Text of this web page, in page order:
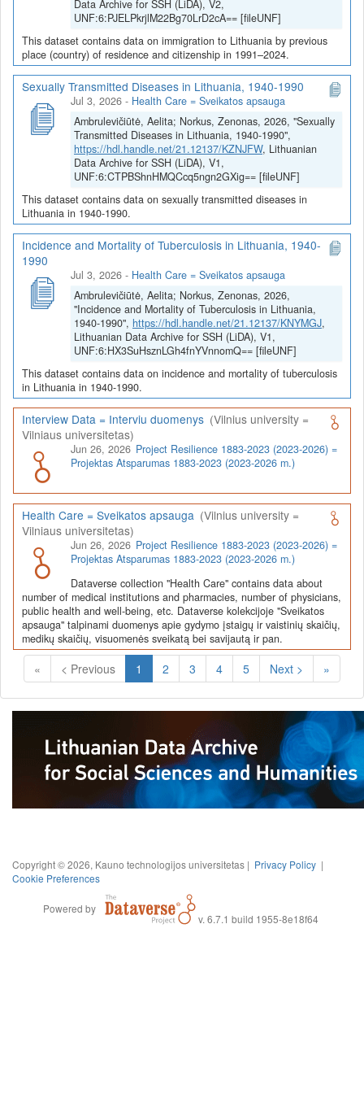
Data Archive for SSH (LiDA), V2,
UNF:6:PJELPkrjlM22Bg70LrD2cA== [fileUNF]
This dataset contains data on immigration to Lithuania by previous
place (country) of residence and citizenship in 1991–2024.
Sexually Transmitted Diseases in Lithuania, 1940-1990
Jul 3, 2026 - Health Care = Sveikatos apsauga
Ambrulevičiūtė, Aelita; Norkus, Zenonas, 2026, "Sexually
Transmitted Diseases in Lithuania, 1940-1990",
https://hdl.handle.net/21.12137/KZNJFW, Lithuanian
Data Archive for SSH (LiDA), V1,
UNF:6:CTPBShnHMQCcq5ngn2GXig== [fileUNF]
This dataset contains data on sexually transmitted diseases in
Lithuania in 1940-1990.
Incidence and Mortality of Tuberculosis in Lithuania, 1940-
1990
Jul 3, 2026 - Health Care = Sveikatos apsauga
Ambrulevičiūtė, Aelita; Norkus, Zenonas, 2026,
"Incidence and Mortality of Tuberculosis in Lithuania,
1940-1990", https://hdl.handle.net/21.12137/KNYMGJ,
Lithuanian Data Archive for SSH (LiDA), V1,
UNF:6:HX3SuHsznLGh4fnYVnnomQ== [fileUNF]
This dataset contains data on incidence and mortality of tuberculosis
in Lithuania in 1940-1990.
Interview Data = Interviu duomenys (Vilnius university =
Vilniaus universitetas)
Jun 26, 2026 Project Resilience 1883-2023 (2023-2026) =
Projektas Atsparumas 1883-2023 (2023-2026 m.)
Health Care = Sveikatos apsauga (Vilnius university =
Vilniaus universitetas)
Jun 26, 2026 Project Resilience 1883-2023 (2023-2026) =
Projektas Atsparumas 1883-2023 (2023-2026 m.)
Dataverse collection "Health Care" contains data about
number of medical institutions and pharmacies, number of physicians,
public health and well-being, etc. Dataverse kolekcijoje "Sveikatos
apsauga" talpinami duomenys apie gydymo įstaigų ir vaistinių skaičių,
medikų skaičių, visuomenės sveikatą bei savijautą ir pan.
« < Previous 1 (Current)
2 3 4 5 Next > »
Copyright © 2026, Kauno technologijos universitetas | Privacy Policy |
Cookie Preferences
Powered by
v. 6.7.1 build 1955-8e18f64